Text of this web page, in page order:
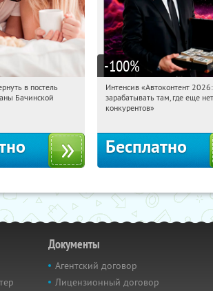
Получили:
в постель
Бачинской
-100%
01:37:38
Россия
Интенсив «Автоконтент
зарабатывать там, где еще нет
конкурентов»
Бесплатно
Документы
Агентский договор
Лицензионный договор